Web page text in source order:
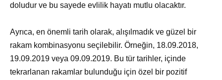
doludur ve bu sayede evlilik hayatı mutlu olacaktır.
Ayrıca, en önemli tarih olarak, alışılmadık ve güzel bir
rakam kombinasyonu seçilebilir. Örneğin, 18.09.2018,
19.09.2019 veya 09.09.2019. Bu tür tarihler, içinde
tekrarlanan rakamlar bulunduğu için özel bir pozitif